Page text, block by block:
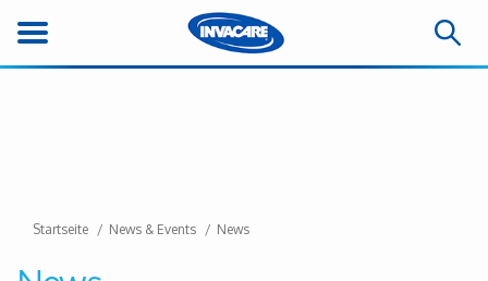
Startseite News & Events News